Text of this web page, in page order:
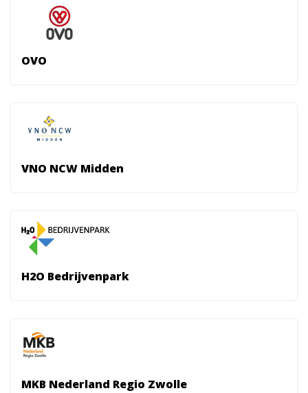
OVO
VNO NCW Midden
H2O Bedrijvenpark
MKB Nederland Regio Zwolle